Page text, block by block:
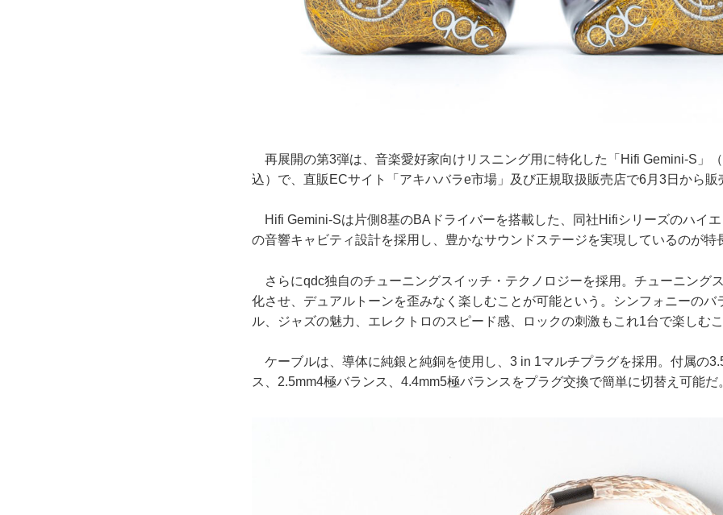
再展開の第3弾は、音楽愛好家向けリスニング用に特化した「Hifi Gemini-S」
込）で、直販ECサイト「アキハバラe市場」及び正規取扱販売店で6月3日から販
Hifi Gemini-Sは片側8基のBAドライバーを搭載した、同社Hifiシリーズのハイ
の音響キャビティ設計を採用し、豊かなサウンドステージを実現しているのが特
さらにqdc独自のチューニングスイッチ・テクノロジーを採用。チューニング
化させ、デュアルトーンを歪みなく楽しむことが可能という。シンフォニーのバ
ル、ジャズの魅力、エレクトロのスピード感、ロックの刺激もこれ1台で楽しむ
ケーブルは、導体に純銀と純銅を使用し、3 in 1マルチプラグを採用。付属の
ス、2.5mm4極バランス、4.4mm5極バランスをプラグ交換で簡単に切替え可能だ